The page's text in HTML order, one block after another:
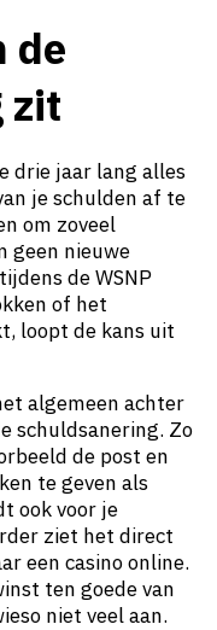
de
zit
drie jaar lang alles
je schulden af te
om zoveel
geen nieuwe
de WSNP
of het
loopt de kans uit
algemeen achter
schuldsanering. Zo
de post en
te geven als
ook voor je
ziet het direct
een casino online.
ten goede van
niet veel aan.